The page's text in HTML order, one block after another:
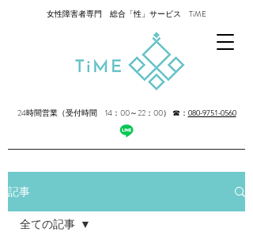
女性障害者専門 総合「性」サービス TiME
24時間営業（受付時間 14：00～22：00） ☎： 080-9751-0560
記事
全ての記事